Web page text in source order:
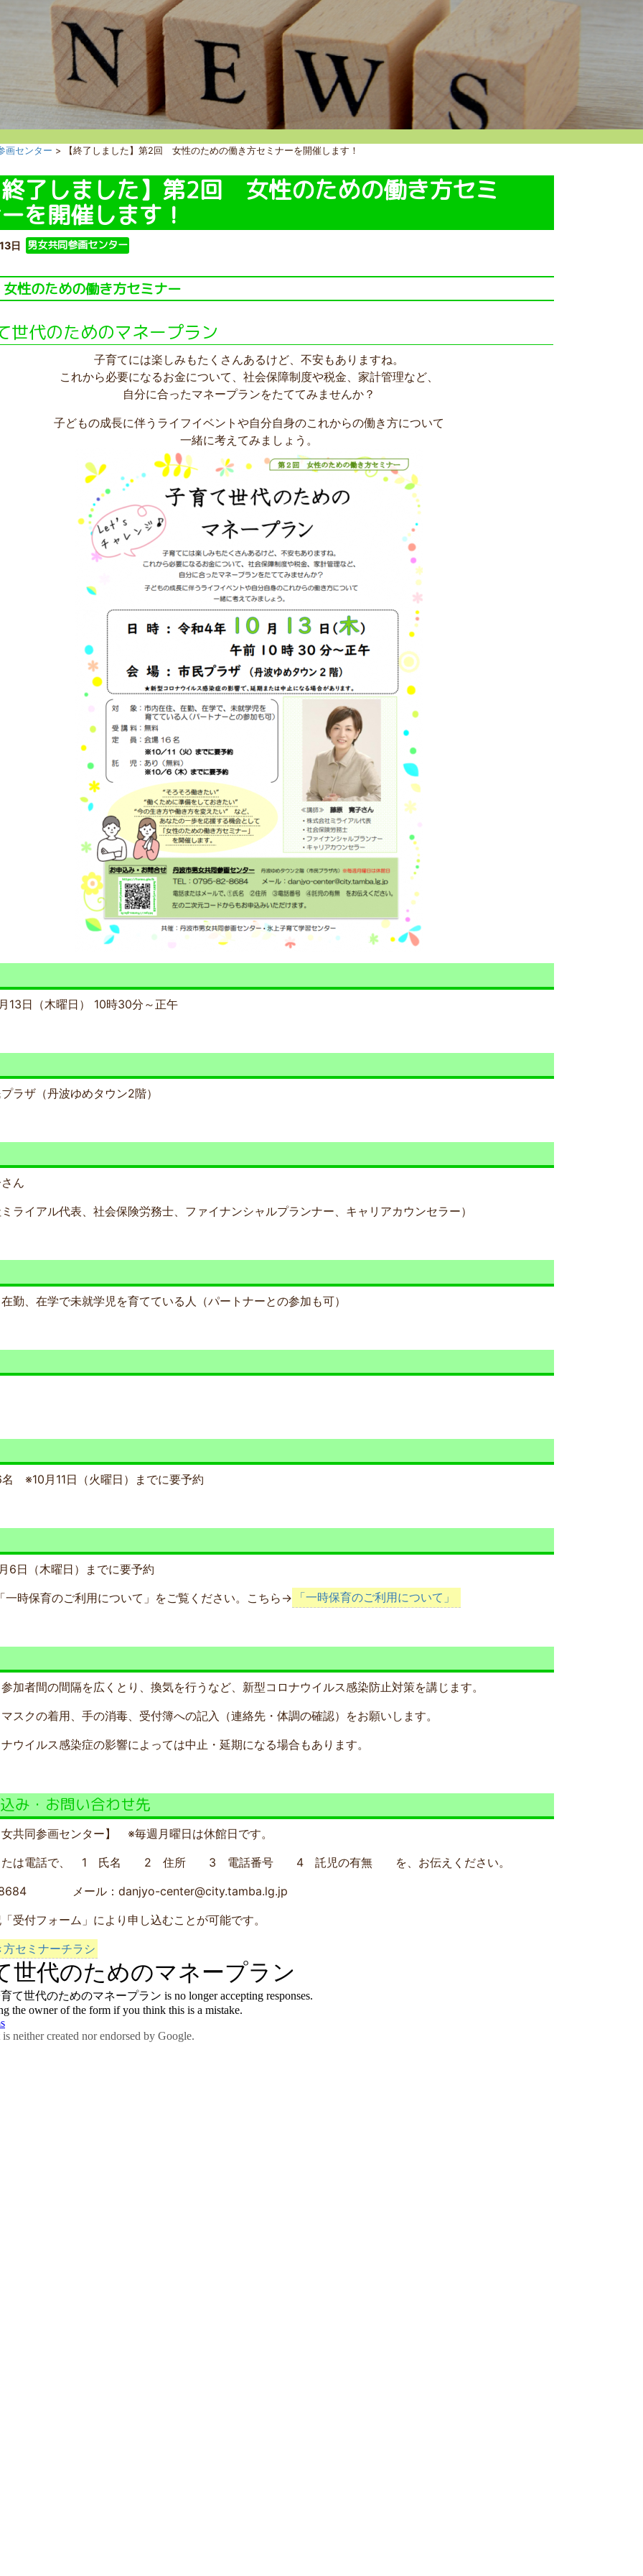
画センター > 【終了しました】第2回 女性のための働き方セミナーを開催します！
了しました】第2回 女性のための働き方セミ
を開催します！
日 男女共同参画センター
性のための働き方セミナー
世代のためのマネープラン
子育てには楽しみもたくさんあるけど、不安もありますね。
これから必要になるお金について、社会保障制度や税金、家計管理など、
自分に合ったマネープランをたててみませんか？
子どもの成長に伴うライフイベントや自分自身のこれからの働き方について
一緒に考えてみましょう。
13日（木曜日） 10時30分～正午
ラザ（丹波ゆめタウン2階）
ん
ライアル代表、社会保険労務士、ファイナンシャルプランナー、キャリアカウンセラー）
勤、在学で未就学児を育てている人（パートナーとの参加も可）
※10月11日（火曜日）までに要予約
日（木曜日）までに要予約
時保育のご利用について」をご覧ください。こちら→
「一時保育のご利用について」
加者間の間隔を広くとり、換気を行うなど、新型コロナウイルス感染防止対策を講じます。
スクの着用、手の消毒、受付簿への記入（連絡先・体調の確認）をお願いします。
ウイルス感染症の影響によっては中止・延期になる場合もあります。
み・お問い合わせ先
共同参画センター】 ※毎週月曜日は休館日です。
たは電話で、 1 氏名 2 住所 3 電話番号 4 託児の有無 を、お伝えください。
8684 メール：danjyo-center@city.tamba.lg.jp
受付フォーム」により申し込むことが可能です。
セミナーチラシ